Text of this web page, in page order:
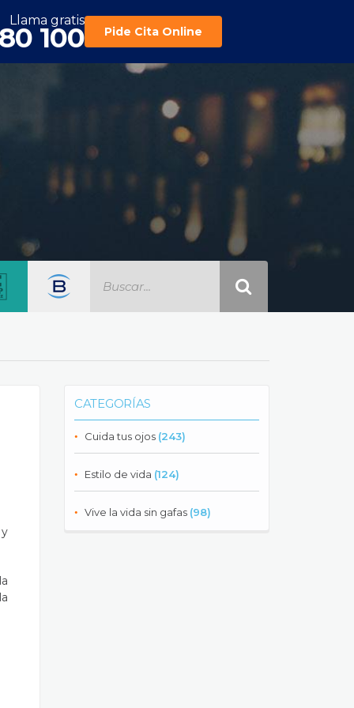
Llama gratis
100 Pide Cita Online
CATEGORÍAS
Cuida tus ojos (243)
Estilo de vida (124)
Vive la vida sin gafas (98)